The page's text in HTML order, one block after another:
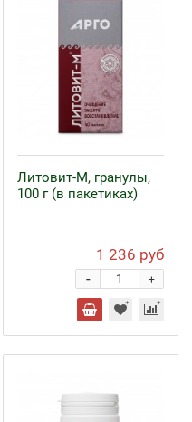
Литовит-М, гранулы,
100 г (в пакетиках)
1 236 руб
+
-